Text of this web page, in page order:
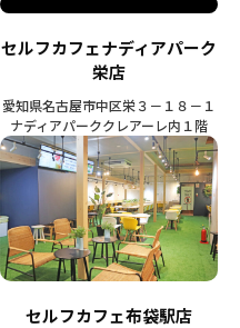
セルフカフェナディアパーク
栄店
愛知県名古屋市中区栄３－１８－１
ナディアパーククレアーレ内１階
セルフカフェ布袋駅店